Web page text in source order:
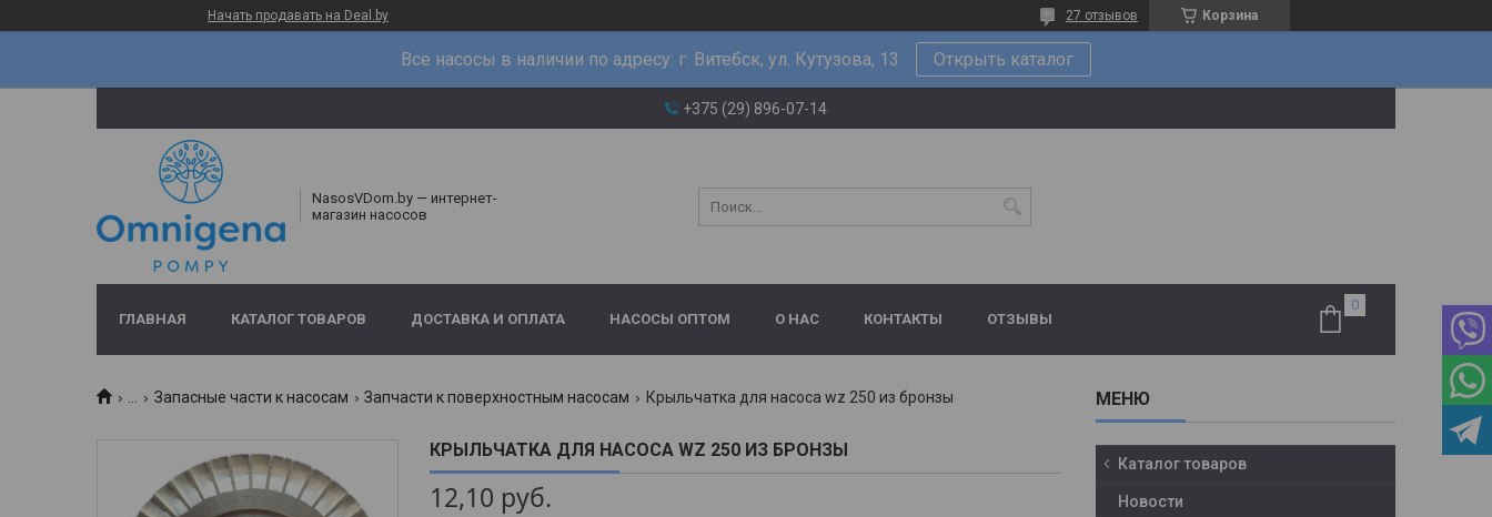
Начать продавать на Deal.by Корзина
27 отзывов
Все насосы в наличии по адресу: г. Витебск, ул. Кутузова, 13 Открыть каталог
+375 (29) 896-07-14
NasosVDom.by — интернет-
магазин насосов
ГЛАВНАЯ КАТАЛОГ ТОВАРОВ ДОСТАВКА И ОПЛАТА НАСОСЫ ОПТОМ О НАС КОНТАКТЫ ОТЗЫВЫ
... Запасные части к насосам Запчасти к поверхностным насосам Крыльчатка для насоса wz 250 из бронзы
КРЫЛЬЧАТКА ДЛЯ НАСОСА WZ 250 ИЗ БРОНЗЫ
12,10 руб.
Каталог товаров
Новости